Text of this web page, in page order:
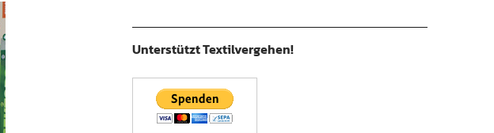
Unterstützt Textilvergehen!